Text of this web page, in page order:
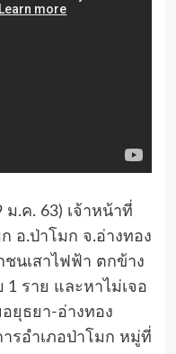
ม.ค. 63) เจ้าหน้าที่
อ.ป่าโมก จ.อ่างทอง
ชนเสาไฟฟ้า ตกข้าง
ราย และหาไม่เจอ
ยุธยา-อ่างทอง
รอำเภอป่าโมก หมู่ที่